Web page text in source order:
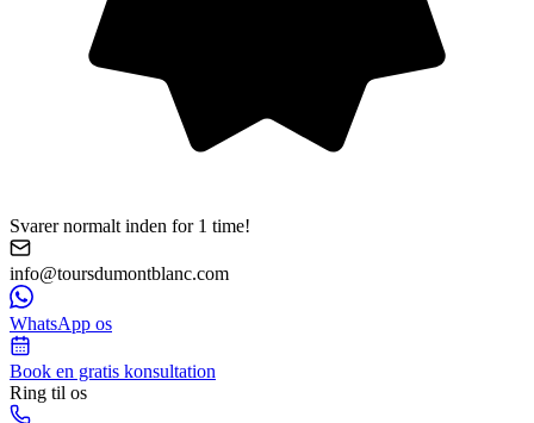
Svarer normalt inden for 1 time!
info@toursdumontblanc.com
WhatsApp os
Book en gratis konsultation
Ring til os